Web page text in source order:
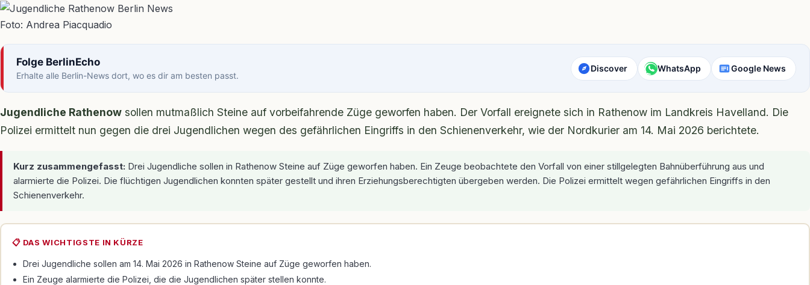
Foto: Andrea Piacquadio
Folge BerlinEcho
Erhalte alle Berlin-News dort, wo es dir am besten passt.
Discover WhatsApp Google News
Jugendliche Rathenow sollen mutmaßlich Steine auf vorbeifahrende Züge geworfen haben. Der Vorfall ereignete sich in Rathenow im Landkreis Havelland. Die
Polizei ermittelt nun gegen die drei Jugendlichen wegen des gefährlichen Eingriffs in den Schienenverkehr, wie der Nordkurier am 14. Mai 2026 berichtete.
Kurz zusammengefasst: Drei Jugendliche sollen in Rathenow Steine auf Züge geworfen haben. Ein Zeuge beobachtete den Vorfall von einer stillgelegten Bahnüberführung aus und
alarmierte die Polizei. Die flüchtigen Jugendlichen konnten später gestellt und ihren Erziehungsberechtigten übergeben werden. Die Polizei ermittelt wegen gefährlichen Eingriffs in den
Schienenverkehr.
📋 DAS WICHTIGSTE IN KÜRZE
Drei Jugendliche sollen am 14. Mai 2026 in Rathenow Steine auf Züge geworfen haben.
Ein Zeuge alarmierte die Polizei, die die Jugendlichen später stellen konnte.